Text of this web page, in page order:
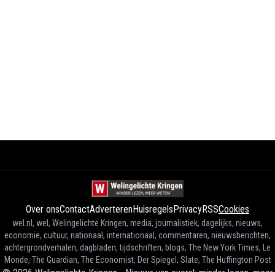
Over onsContactAdverterenHuisregelsPrivacyRSSCookies
wel.nl, wel, Welingelichte Kringen, media, journalistiek, dagelijks, nieuws,
economie, cultuur, nationaal, internationaal, commentaren, nieuwsberichten,
achtergrondverhalen, dagbladen, tijdschriften, blogs, The New York Times, Le
Monde, The Guardian, The Economist, Der Spiegel, Slate, The Huffington Post